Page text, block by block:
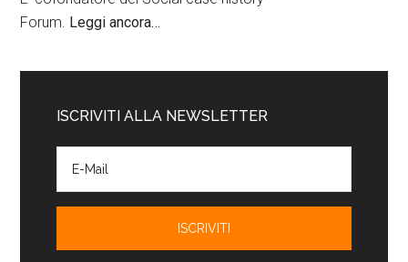
Forum. Leggi ancora…
ISCRIVITI ALLA NEWSLETTER